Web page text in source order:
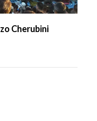
Cherubini